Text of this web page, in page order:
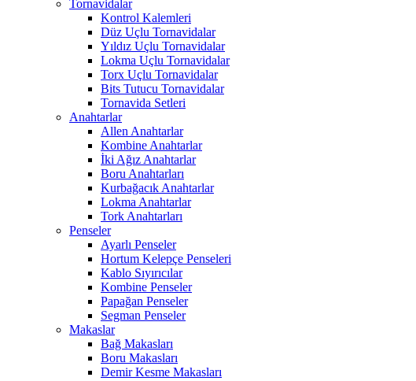
Tornavidalar
Kontrol Kalemleri
Düz Uçlu Tornavidalar
Yıldız Uçlu Tornavidalar
Lokma Uçlu Tornavidalar
Torx Uçlu Tornavidalar
Bits Tutucu Tornavidalar
Tornavida Setleri
Anahtarlar
Allen Anahtarlar
Kombine Anahtarlar
İki Ağız Anahtarlar
Boru Anahtarları
Kurbağacık Anahtarlar
Lokma Anahtarlar
Tork Anahtarları
Penseler
Ayarlı Penseler
Hortum Kelepçe Penseleri
Kablo Sıyırıcılar
Kombine Penseler
Papağan Penseler
Segman Penseler
Makaslar
Bağ Makasları
Boru Makasları
Demir Kesme Makasları